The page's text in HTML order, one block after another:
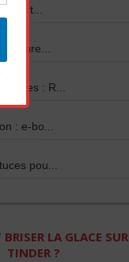
et...
: R...
: e-bo...
pou...
LA GLACE SUR
TINDER ?